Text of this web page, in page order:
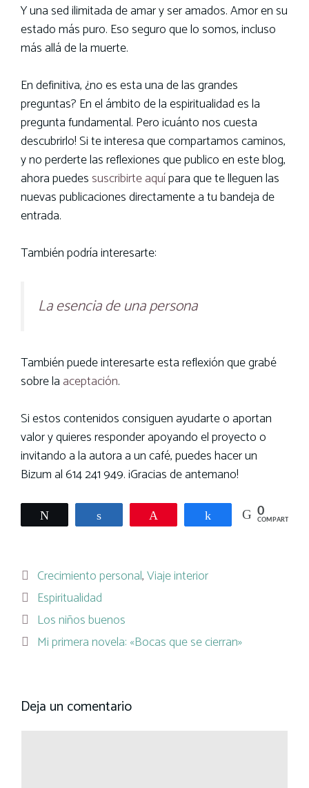
Y una sed ilimitada de amar y ser amados. Amor en su
estado más puro. Eso seguro que lo somos, incluso
más allá de la muerte.
En definitiva, ¿no es esta una de las grandes
preguntas? En el ámbito de la espiritualidad es la
pregunta fundamental. Pero ¡cuánto nos cuesta
descubrirlo! Si te interesa que compartamos caminos,
y no perderte las reflexiones que publico en este blog,
ahora puedes suscribirte aquípara que te lleguen las
nuevas publicaciones directamente a tu bandeja de
entrada.
También podría interesarte:
La esencia de una persona
También puede interesarte esta reflexión que grabé
sobre la aceptación.
Si estos contenidos consiguen ayudarte o aportan
valor y quieres responder apoyando el proyecto o
invitando a la autora a un café, puedes hacer un
Bizum al 614 241 949. ¡Gracias de antemano!
Compartir Compartir
0
COMPARTIR
Categorías
Crecimiento personal,Viaje interior
Etiquetas
Espiritualidad
Los niños buenos
Mi primera novela: «Bocas que se cierran»
Deja un comentario